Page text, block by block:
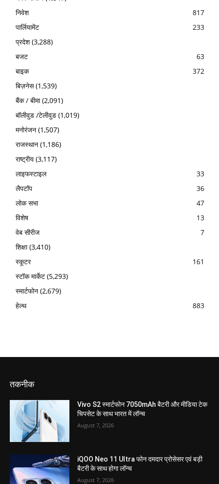
निवेश
817
पार्लियामेंट
233
प्रदेश(3,288)
बजट
63
बाइक
372
बिज़नेस(1,539)
बैंक / बीमा(2,091)
बॉलीवुड /टेलीवुड (1,019)
मनोरंजन (1,507)
राजस्थान (1,186)
राष्ट्रीय (3,117)
लाइफस्टाइल
33
लैपटॉप
36
लोक सभा
47
विशेष
13
वेब सीरीज
7
शिक्षा(3,410)
स्कूटर
161
स्टॉक मार्केट (5,293)
स्मार्टफोन (2,679)
हेल्थ
883
तकनीक
Vivo S2 स्मार्टफोन 7050mAh बैटरी और मीडिया टेक
चिपसेट के साथ भारत में लॉन्च
August 7, 2026
iQOO Neo 11 Ultra फोन दमदार प्रोसेसर एवं बड़ी
बैटरी के साथ होगा लॉन्च
August 7, 2026